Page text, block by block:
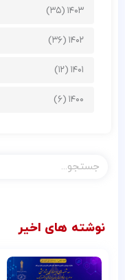
۱۴۰۳ (۳۵)
۱۴۰۲ (۳۶)
۱۴۰۱ (۱۲)
۱۴۰۰ (۶)
جستجو
کردن
نوشته های اخیر